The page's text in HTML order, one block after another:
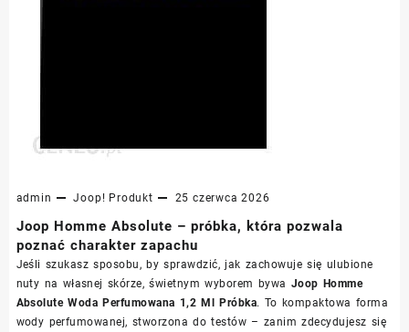
admin Joop! Produkt 25 czerwca 2026
Joop Homme Absolute – próbka, która pozwala
poznać charakter zapachu
Jeśli szukasz sposobu, by sprawdzić, jak zachowuje się ulubione
nuty na własnej skórze, świetnym wyborem bywa Joop Homme
Absolute Woda Perfumowana 1,2 Ml Próbka. To kompaktowa forma
wody perfumowanej, stworzona do testów – zanim zdecydujesz się